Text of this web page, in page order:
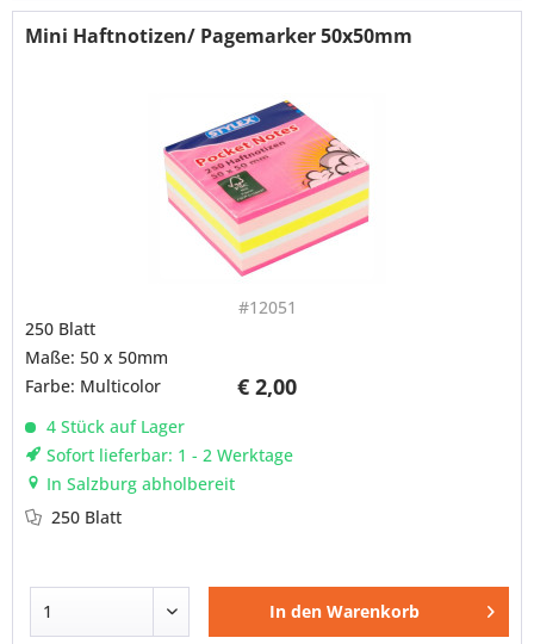
Mini Haftnotizen/ Pagemarker 50x50mm
#12051
€ 2,00
250 Blatt
Maße: 50 x 50mm
Farbe: Multicolor
4 Stück auf Lager
Sofort lieferbar: 1 - 2 Werktage
In Salzburg abholbereit
250 Blatt
In den Warenkorb